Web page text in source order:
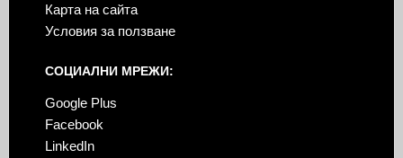
Карта на сайта
Условия за ползване
СОЦИАЛНИ МРЕЖИ:
Google Plus
Facebook
LinkedIn